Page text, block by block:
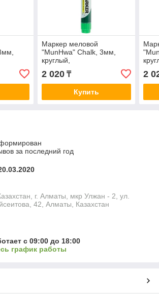
основа
Маркер меловой
"MunHwa" Chalk, 3мм,
круглый,
быстросохнующая основа
, зелёный, 1шт/уп
2 020₸
Купить
,
2
за последний год
г. Алматы, мкр Улжан - 2, ул.
42, Алматы, Казахстан
с 09:00 до 18:00
график работы